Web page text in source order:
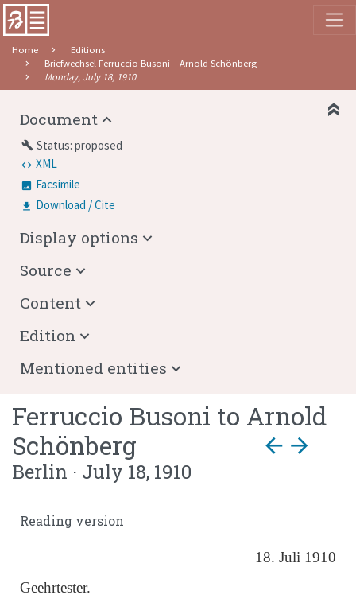
Home
Editions
Briefwechsel Ferruccio Busoni – Arnold Schönberg
Monday, July 18, 1910
Ferruccio Busoni to Arnold
Schönberg
arrow_back arrow_forward
Berlin · July 18, 1910
Reading version
18. Juli 1910
Geehrtester.
Document
build Status: proposed
XML
Facsimile
Download / Cite
Display options
Source
Content
Edition
Mentioned entities